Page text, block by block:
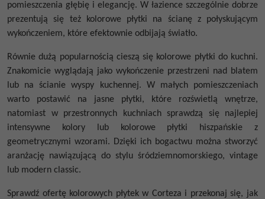
pomieszczenia głębię i elegancję. W łazience szczególnie dobrze
prezentują się też
kolorowe płytki na ścianęz połyskującym
wykończeniem, które efektownie odbijają światło.
Równie dużą popularnością cieszą się kolorowe płytki do kuchni.
Znakomicie wyglądają jako wykończenie przestrzeni nad blatem
lub na ścianie wyspy kuchennej. W małych pomieszczeniach
warto postawić na jasne płytki, które rozświetlą wnętrze,
natomiast w przestronnych kuchniach sprawdzą się najlepiej
intensywne kolory lub
kolorowe płytki hiszpańskie z
geometrycznymi wzorami. Dzięki ich bogactwu można stworzyć
aranżację nawiązującą do stylu śródziemnomorskiego, vintage
lub modern classic.
Sprawdź ofertę kolorowych płytekw Corteza i przekonaj się, jak